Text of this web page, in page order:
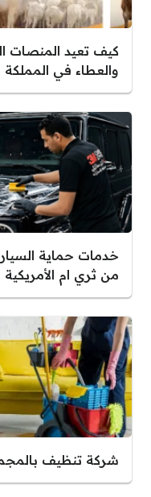
كيف تعيد المنصات
والعطاء في المملكة
خدمات حماية
من ثري ام الأمريكية
شركة تنظيف